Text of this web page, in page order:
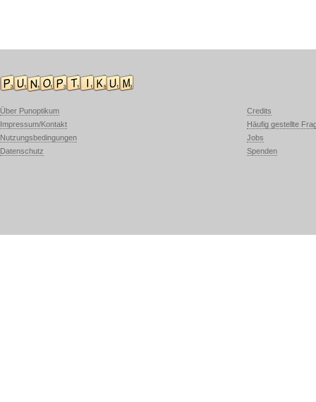
Über Punoptikum
Impressum/Kontakt
Nutzungsbedingungen
Datenschutz
Credits
Häufig gestellte
Jobs
Spenden